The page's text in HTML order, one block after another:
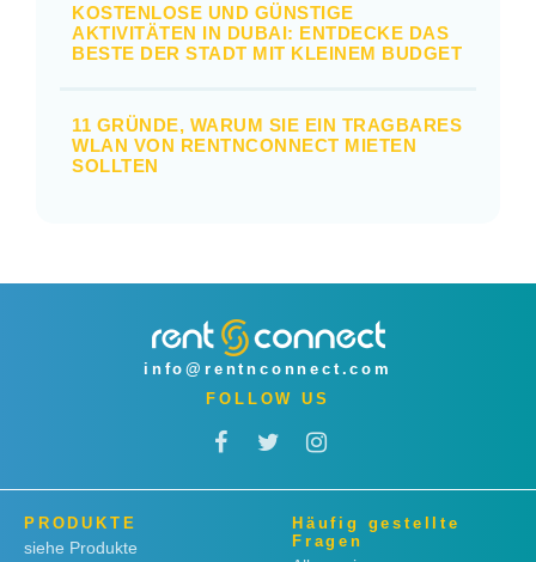
KOSTENLOSE UND GÜNSTIGE
AKTIVITÄTEN IN DUBAI: ENTDECKE DAS
BESTE DER STADT MIT KLEINEM BUDGET
11 GRÜNDE, WARUM SIE EIN TRAGBARES
WLAN VON RENTNCONNECT MIETEN
SOLLTEN
info@rentnconnect.com
FOLLOW US
PRODUKTE
siehe Produkte
Häufig gestellte
Fragen